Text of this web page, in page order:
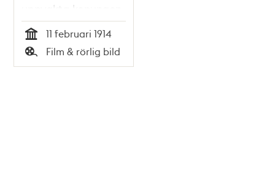
uppvakta konungen
den 11 februari 1914
Tid
11 februari 1914
Typ
Film & rörlig bild